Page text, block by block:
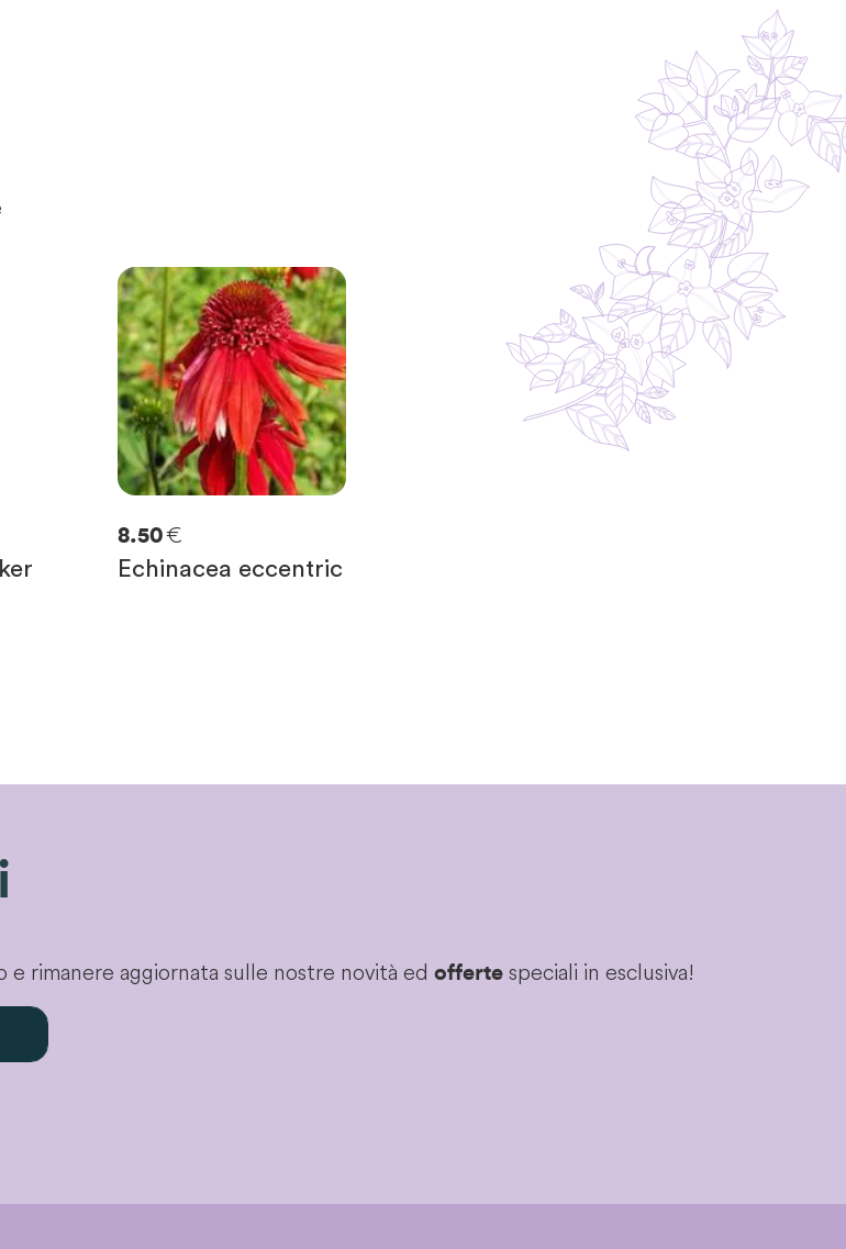
8.50€
Echinacea eccentric
rimanere aggiornata sulle nostre novità ed offerte speciali in esclusiva!